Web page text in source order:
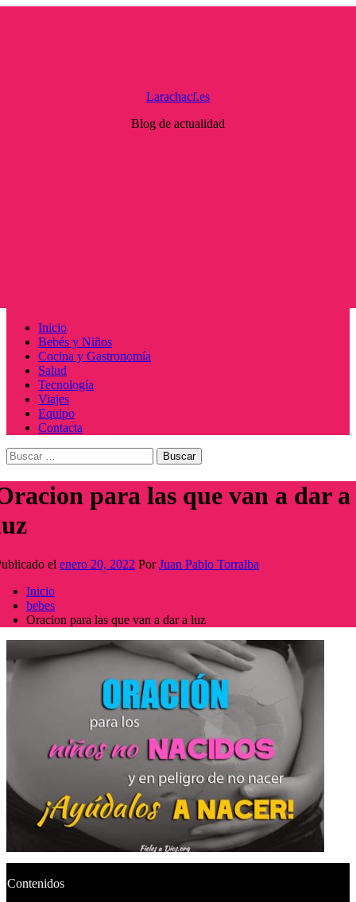
Larachacf.es
Blog de actualidad
Menú
principal
Inicio
Bebés y Niños
Cocina y Gastronomía
Salud
Tecnología
Viajes
Equipo
Contacta
Buscar:
para las que van a dar a
el enero 20, 2022 PorJuan Pablo Torralba
Inicio
bebes
Oracion para las que van a dar a luz
Contenidos